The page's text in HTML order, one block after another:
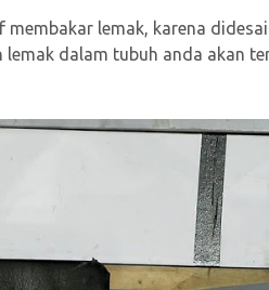
lemak, karena
dalam tubuh anda akan